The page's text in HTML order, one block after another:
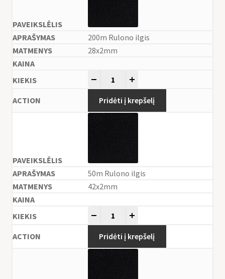
200m Rulono ilgis
28x2mm
Pridėti į krepšelį
50m Rulono ilgis
42x2mm
Pridėti į krepšelį